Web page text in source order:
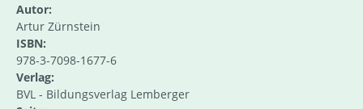
Autor:
Artur Zürnstein
ISBN:
978-3-7098-1677-6
Verlag:
BVL - Bildungsverlag Lemberger